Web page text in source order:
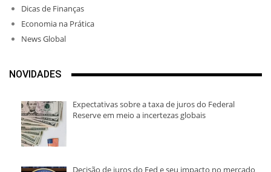
Dicas de Finanças
Economia na Prática
News Global
NOVIDADES
Expectativas sobre a taxa de juros do Federal
Reserve em meio a incertezas globais
Decisão de juros do Fed e seu impacto no mercado